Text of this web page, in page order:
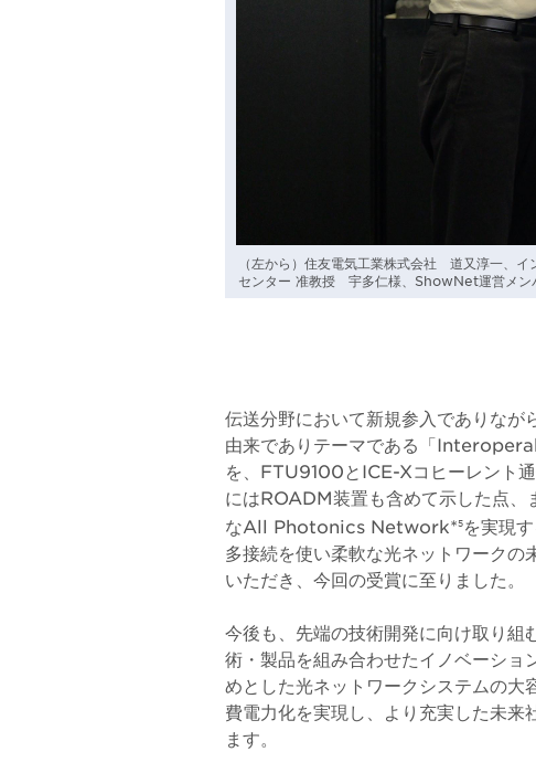
（左から）住友電気工業株式会社 道又淳一、
センター 准教授 宇多仁様、ShowNet運営メン
伝送分野において新規参入でありな
由来でありテーマである「
を、FTU9100とICE-Xコヒーレント
にはROADM装置も含めて示した点、
なAll Photonics Network*5を実現
多接続を使い柔軟な光ネットワークの
いただき、今回の受賞に至りました。
今後も、先端の技術開発に向け取り組
術・製品を組み合わせたイノベーショ
めとした光ネットワークシステムの大
費電力化を実現し、より充実した未来
ます。